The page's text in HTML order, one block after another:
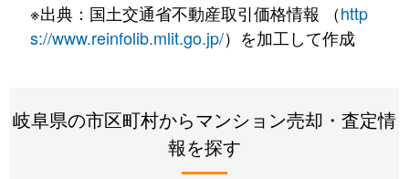
※出典：国土交通省不動産取引価格情報 （http
s://www.reinfolib.mlit.go.jp/）を加工して作成
岐阜県の市区町村からマンション売却・査定情
報を探す